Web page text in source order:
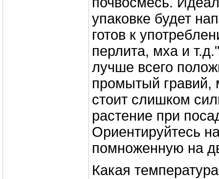
упаковке будет
готов к
перлита, мха и
лучше всего
промытый
стоит слишком
растение при
Ориентируйтесь
помноженную на
Какая